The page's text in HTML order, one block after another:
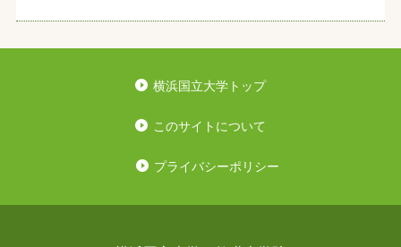
横浜国立大学トップ
このサイトについて
プライバシーポリシー